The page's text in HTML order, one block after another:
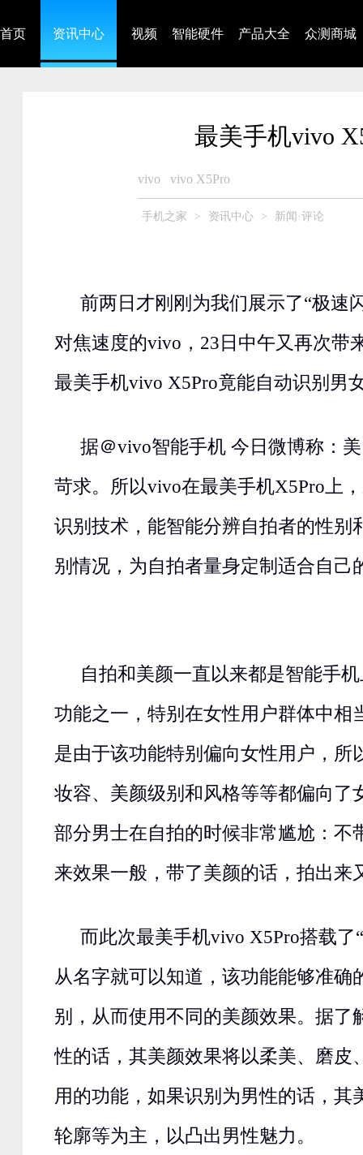
首页 资讯中心 视频 智能硬件 产品大全 众测商城
最美手机vivo
vivo vivo X5Pro
手机之家 > 资讯中心 > 新闻·评论
前两日才刚刚为我们展示了“极速
对焦速度的vivo，23日中午又再次带
最美手机vivo X5Pro竟能自动识别男
据＠vivo智能手机 今日微博称：
苛求。所以vivo在最美手机X5Pro上
识别技术，能智能分辨自拍者的性别
别情况，为自拍者量身定制适合自己
自拍和美颜一直以来都是智能手
功能之一，特别在女性用户群体中相
是由于该功能特别偏向女性用户，所
妆容、美颜级别和风格等等都偏向了
部分男士在自拍的时候非常尴尬：不
来效果一般，带了美颜的话，拍出来
而此次最美手机vivo X5Pro搭载了
从名字就可以知道，该功能能够准确
别，从而使用不同的美颜效果。据了
性的话，其美颜效果将以柔美、磨皮
用的功能，如果识别为男性的话，其
轮廓等为主，以凸出男性魅力。